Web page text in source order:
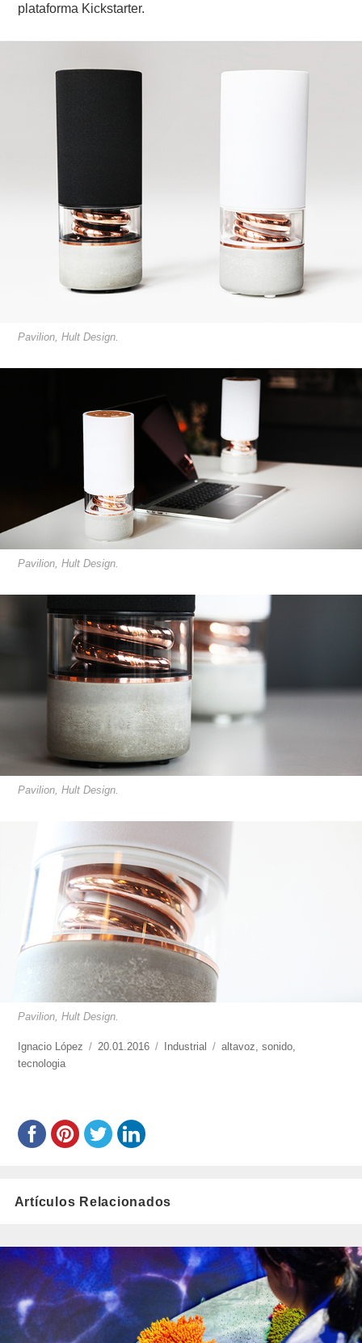
plataforma Kickstarter.
Pavilion, Hult Design.
Pavilion, Hult Design.
Pavilion, Hult Design.
Pavilion, Hult Design.
https://www.experimenta.es/author/nacho-
lopez/
Ignacio López
Publicado
20.01.2016 Categorías
Industrial Etiquetas
altavoz,sonido,
tecnologia
Artículos Relacionados